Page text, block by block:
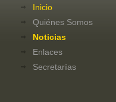
Inicio
Quiénes Somos
Noticias
Enlaces
Secretarías